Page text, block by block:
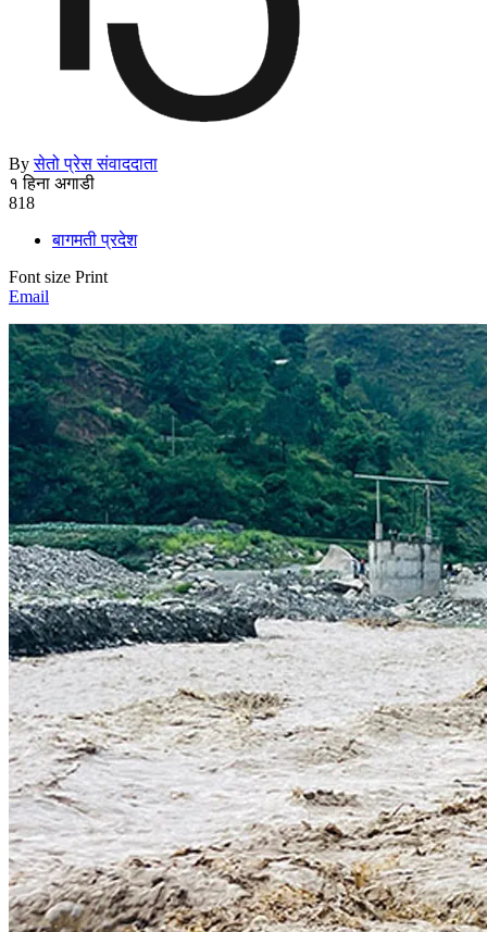
Byसेतो प्रेस संवाददाता
१ हिना अगाडी
818
बागमती प्रदेश
Font size Print
Email